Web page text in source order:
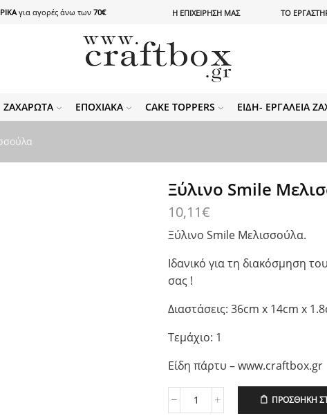
για αγορές άνω των 70€ Η ΕΠΙΧΕΙΡΗΣΗ ΜΑΣ ΤΟ
ΖΑΧΑΡΩΤΆ ΕΠΟΧΙΑΚΆ CAKE TOPPERS ΕΊΔΗ- ΕΡΓΑΛΕΊΑ
Ξύλινο Smile
10,11€
Ξύλινο Smile Μελισσούλα.
Ιδανικό για τη διακόσμηση
σας !
Διαστάσεις: 36cm x 14cm x
Τεμάχιο: 1
Είδη πάρτυ – www.craftbox.gr
Ξύλινο
ΠΡΟΣΘΉΚΗ